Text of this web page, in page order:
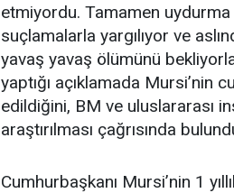
etmiyordu. Tamamen
suçlamalarla yargılıyor ve
yavaş yavaş ölümünü
yaptığı açıklamada Mursi’nin
edildiğini, BM ve uluslararası
araştırılması çağrısında
Cumhurbaşkanı Mursi’nin 1